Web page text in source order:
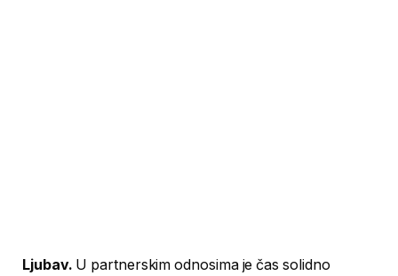
Ljubav. U partnerskim odnosima je čas solidno